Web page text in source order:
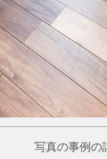
写真の事例の